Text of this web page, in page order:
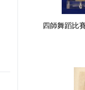
四師舞蹈比